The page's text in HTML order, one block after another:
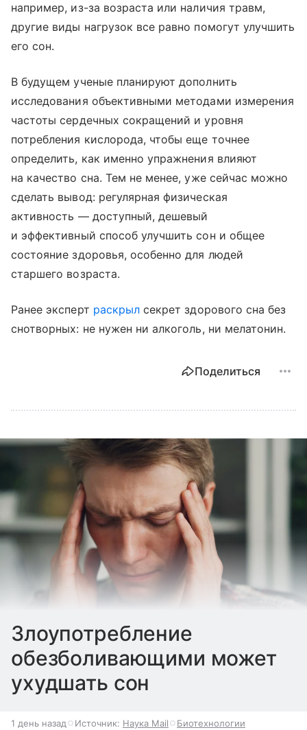
например, из-за возраста или наличия травм,
другие виды нагрузок все равно помогут улучшить
его сон.
В будущем ученые планируют дополнить
исследования объективными методами измерения
частоты сердечных сокращений и уровня
потребления кислорода, чтобы еще точнее
определить, как именно упражнения влияют
на качество сна. Тем не менее, уже сейчас можно
сделать вывод: регулярная физическая
активность — доступный, дешевый
и эффективный способ улучшить сон и общее
состояние здоровья, особенно для людей
старшего возраста.
Ранее эксперт раскрыл секрет здорового сна без
снотворных: не нужен ни алкоголь, ни мелатонин.
Поделиться
Злоупотребление
обезболивающими может
ухудшать сон
1 день назад Источник: Наука Mail Биотехнологии